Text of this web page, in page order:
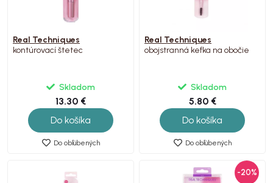
Real Techniques
kontúrovací štetec
Skladom
13.30 €
Do košíka
Do obľúbených
Real Techniques
obojstranná kefka na obočie
Skladom
5.80 €
Do košíka
Do obľúbených
-20%